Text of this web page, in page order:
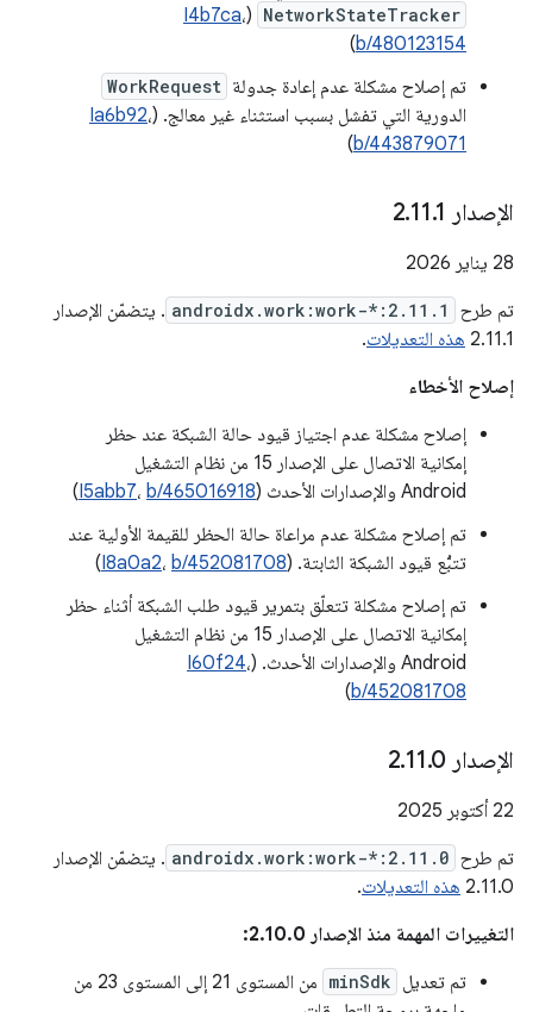
NetworkStateTracker
(
I4b7ca،
b/480123154
)
تم إصلاح مشكلة عدم إعادة جدولة WorkRequest
الدورية التي تفشل بسبب استثناء غير معالج. ( Ia6b92،
b/443879071
)
الإصدار 2 .11.1
‫28 يناير 2026
تم طرح
androidx.work:work-*:2.11.1 . يتضمّن الإصدار
2.11.1 هذه التعديلات.
إصلاح الأخطاء
إصلاح مشكلة عدم اجتياز قيود حالة الشبكة عند حظر
إمكانية الاتصال على الإصدار 15 من نظام التشغيل
Android والإصدارات الأحدث (
I5abb7، b/465016918
)
تم إصلاح مشكلة عدم مراعاة حالة الحظر للقيمة الأولية عند
تتبُّع قيود الشبكة الثابتة. (
I8a0a2، b/452081708
)
تم إصلاح مشكلة تتعلّق بتمرير قيود طلب الشبكة أثناء حظر
إمكانية الاتصال على الإصدار 15 من نظام التشغيل
Android والإصدارات الأحدث. (
I60f24،
b/452081708
)
الإصدار 2 .11.0
‫22 أكتوبر 2025
تم طرح androidx.work:work-*:2.11.0 . يتضمّن الإصدار
2.11.0 هذه التعديلات.
التغييرات المهمة منذ الإصدار 2.10.0:
تم تعديل minSdk
من المستوى 21 إلى المستوى 23 من